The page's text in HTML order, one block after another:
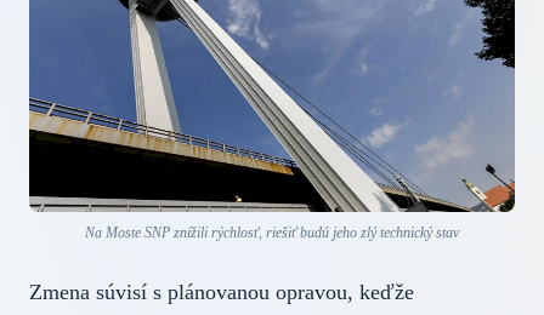
Na Moste SNP znížili rýchlosť, riešiť budú jeho zlý technický stav
Zmena súvisí s plánovanou opravou, keďže